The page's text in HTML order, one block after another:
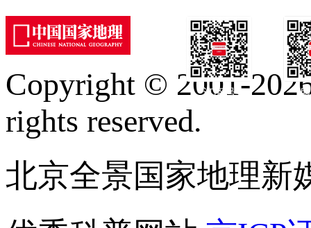
订阅号
Copyright © 2001-
rights reserved.
北京全景国家地理新